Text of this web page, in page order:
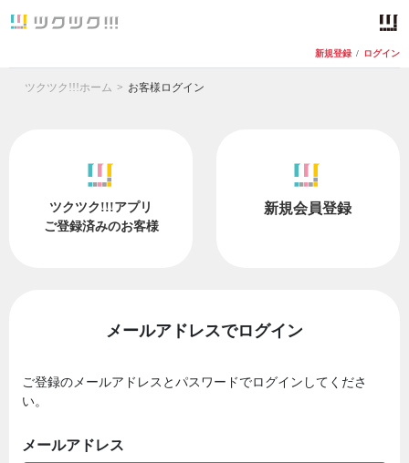
新規登録 / ログイン
ツクツク!!!ホーム お客様ログイン
ツクツク!!!アプリ
ご登録済みのお客様
新規会員登録
メールアドレスでログイン
ご登録のメールアドレスとパスワードでログインしてくださ
い。
メールアドレス